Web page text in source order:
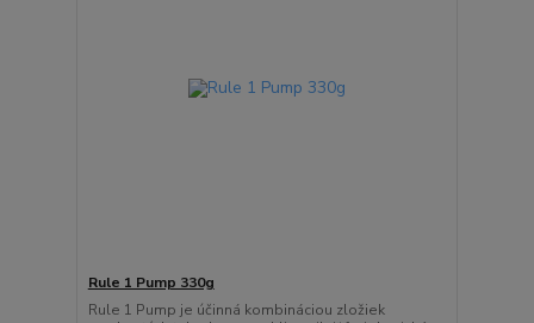
Rule 1 Pump 330g
Rule 1 Pump je účinná kombináciou zložiek